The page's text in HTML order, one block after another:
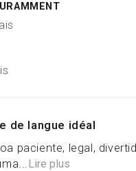
de langue idéal
paciente, legal,
Lire plus